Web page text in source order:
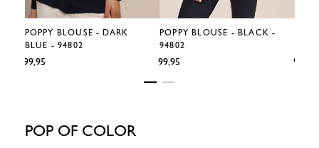
POPPY BLOUSE - DARK
BLUE - 94802
€99,95
POPPY BLOUSE - BLACK -
94802
€99,95 €99,95
POP OF COLOR